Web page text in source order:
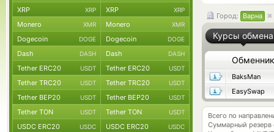
Город: Варна
Курсы обмена
Обменник
BaksMan
EasySwap
Всего по
Суммарный резерв
XRP XRP XRP XRP
Monero XMR Monero XMR
Dogecoin DOGE Dogecoin DOGE
Dash DASH Dash DASH
Tether ERC20 USDT Tether ERC20 USDT
Tether TRC20 USDT Tether TRC20 USDT
Tether BEP20 USDT Tether BEP20 USDT
Tether TON USDT Tether TON USDT
USDC ERC20 USDC USDC ERC20 USDC